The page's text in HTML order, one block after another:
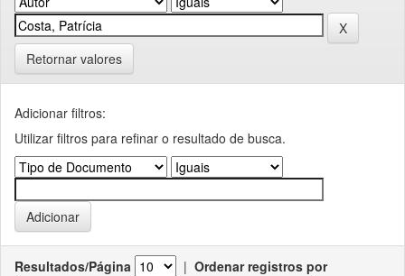
Retornar valores
Adicionar filtros:
Utilizar filtros para refinar o resultado de busca.
Resultados/Página | Ordenar registros por